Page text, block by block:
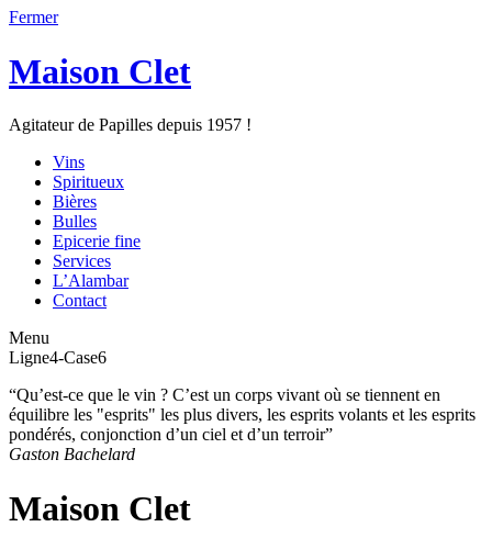
Fermer
Maison Clet
Agitateur de Papilles depuis 1957 !
Vins
Spiritueux
Bières
Bulles
Epicerie fine
Services
L’Alambar
Contact
Menu
Ligne4-Case6
“Qu’est-ce que le vin ? C’est un corps vivant où se tiennent en
équilibre les "esprits" les plus divers, les esprits volants et les esprits
pondérés, conjonction d’un ciel et d’un terroir”
Gaston Bachelard
Maison Clet